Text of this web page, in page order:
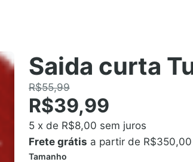
Saida curta
R$55,99
R$39,99
5 x de R$8,00 sem juros
Frete grátis a partir de R$350,00
Tamanho